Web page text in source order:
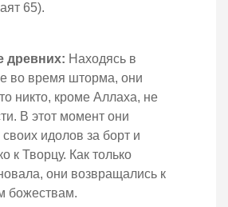
65).
древних: Находясь в
во время шторма, они
никто, кроме Аллаха, не
В этот момент они
идолов за борт и
к Творцу. Как только
они возвращались к
божествам.